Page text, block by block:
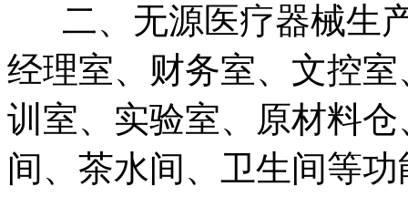
二、无源医疗器械生
经理室、财务室、文控
训室、实验室、原材料
间、茶水间、卫生间等功